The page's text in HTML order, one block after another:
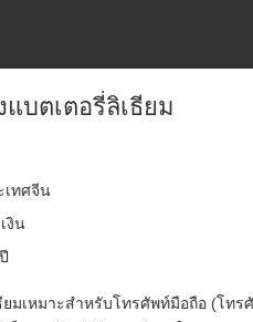
บตเตอรี่ลิเธียม
เทศจีน
งิน
มเหมาะสำหรับโทรศัพท์มือถือ (โทร